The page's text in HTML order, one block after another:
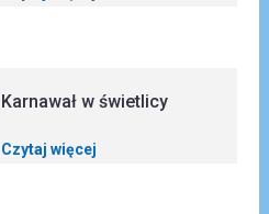
Karnawał w świetlicy
Czytaj więcej